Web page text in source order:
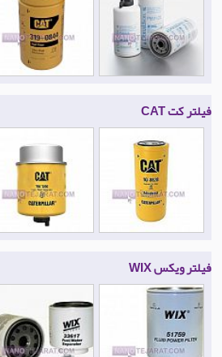
فیلتر کت CAT
فیلتر ویکس WIX